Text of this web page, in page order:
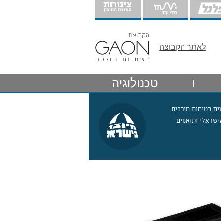
לאתר הקבוצה
טכנולוגיה
בטיחות מירבית
ותואמים